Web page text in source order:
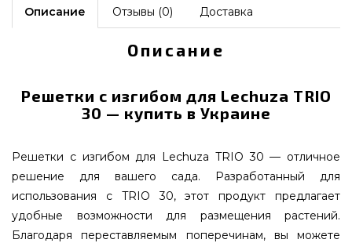
Описание Отзывы (0) Доставка
Описание
Решетки с изгибом для Lechuza TRIO
30 — купить в Украине
Решетки с изгибом для Lechuza TRIO 30 — отличное
решение для вашего сада. Разработанный для
использования с TRIO 30, этот продукт предлагает
удобные возможности для размещения растений.
Благодаря переставляемым поперечинам, вы можете